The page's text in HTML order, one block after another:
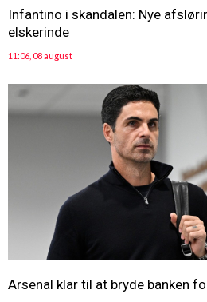
Infantino i skandalen: Nye
elskerinde
11:06, 08 august
Arsenal klar til at bryde banken